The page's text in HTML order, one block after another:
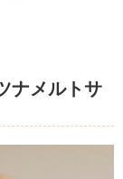
ナメルトサ